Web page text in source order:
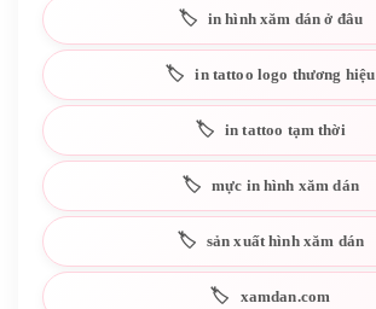
in hình xăm dán ở đâu
in tattoo logo thương hiệu
in tattoo tạm thời
mực in hình xăm dán
sản xuất hình xăm dán
xamdan.com